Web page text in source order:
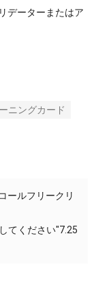
データーまたはア
ニングカード
ールフリークリ
てください″7.25